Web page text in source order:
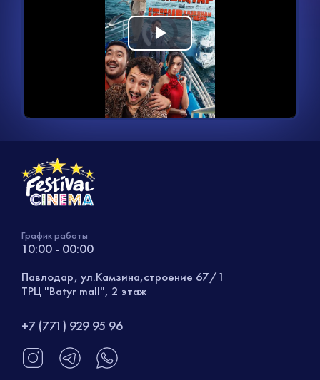
Видеоплеер
загружается.
Воспроизвести
видео
График работы
10:00 - 00:00
Павлодар, ул.Камзина,строение 67/1
ТРЦ "Batyr mall", 2 этаж
+7 (771) 929 95 96